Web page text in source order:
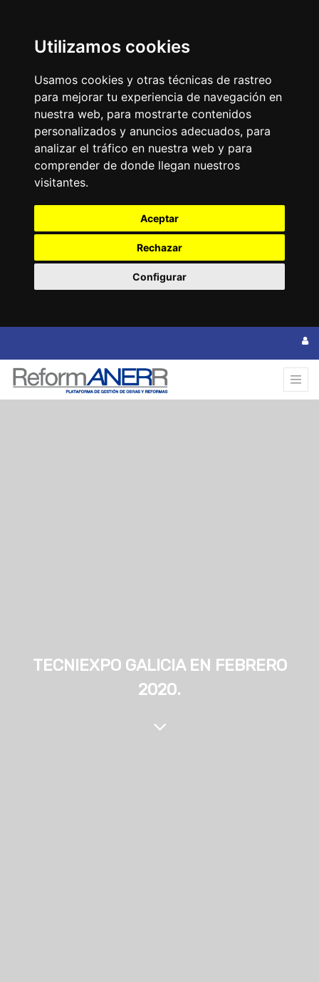
Utilizamos cookies
Usamos cookies y otras técnicas de rastreo
para mejorar tu experiencia de navegación en
nuestra web, para mostrarte contenidos
personalizados y anuncios adecuados, para
analizar el tráfico en nuestra web y para
comprender de donde llegan nuestros
visitantes.
Aceptar
Rechazar
Configurar
TECNIEXPO GALICIA EN FEBRERO
2020.